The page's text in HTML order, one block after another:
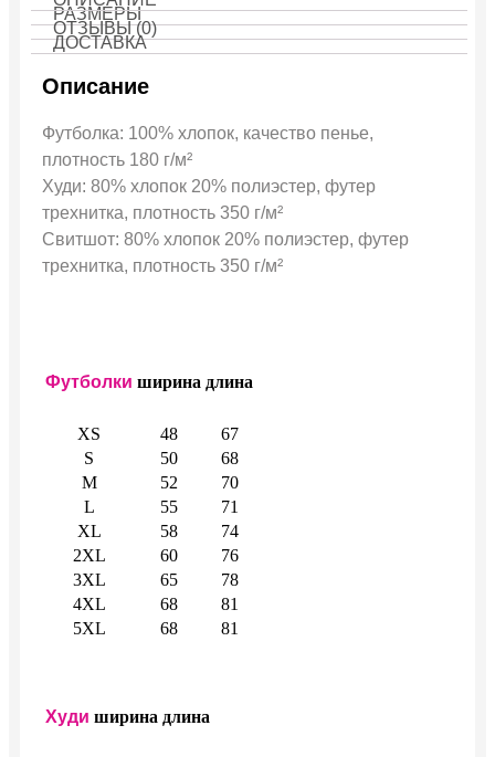
РАЗМЕРЫ
ОТЗЫВЫ (0)
ДОСТАВКА
Описание
Футболка: 100% хлопок, качество пенье,
плотность 180 г/м²
Худи: 80% хлопок 20% полиэстер, футер
трехнитка, плотность 350 г/м²
Свитшот: 80% хлопок 20% полиэстер, футер
трехнитка, плотность 350 г/м²
Футболки ширина длина
XS 48
67
S
50
68
M
52
70
L
55
71
XL
58
74
2XL
60
76
3XL
65
78
4XL
68
81
5XL
68 81
Худи ширина длина